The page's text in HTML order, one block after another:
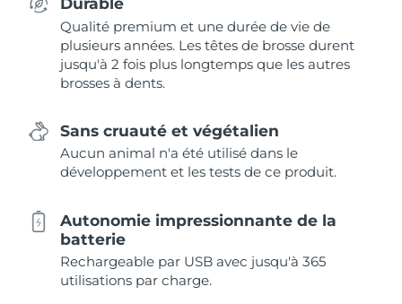
Qualité premium et une durée de vie de
plusieurs années. Les têtes de brosse durent
jusqu'à 2 fois plus longtemps que les autres
brosses à dents.
Sans cruauté et végétalien
Aucun animal n'a été utilisé dans le
développement et les tests de ce produit.
Autonomie impressionnante de la
batterie
Rechargeable par USB avec jusqu'à 365
utilisations par charge.